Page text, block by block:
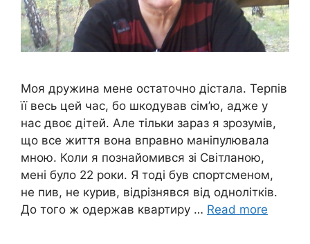
Моя дружина мене остаточно дістала. Терпів
її весь цей час, бо шкодував сім’ю, адже у
нас двоє дітей. Але тільки зараз я зрозумів,
що все життя вона вправно маніпулювала
мною. Коли я познайомився зі Світланою,
мені було 22 роки. Я тоді був спортсменом,
не пив, не курив, відрізнявся від однолітків.
До того ж одержав квартиру … Read more